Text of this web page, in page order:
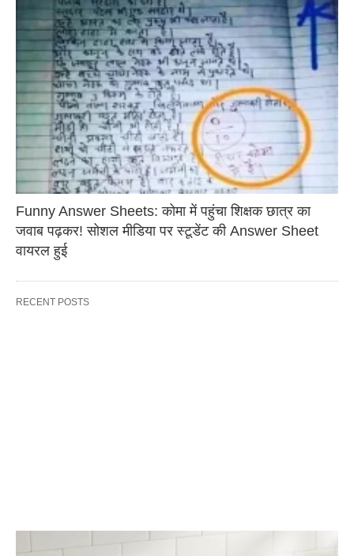
Funny Answer Sheets: कोमा में पहुंचा शिक्षक छात्र का
जवाब पढ़कर! सोशल मीडिया पर स्टूडेंट की Answer Sheet
वायरल हुई
RECENT POSTS